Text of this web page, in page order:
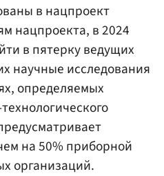
в нацпроект
нацпроекта, в 2024
в пятерку ведущих
научные исследования
определяемых
на 50% приборной
организаций.